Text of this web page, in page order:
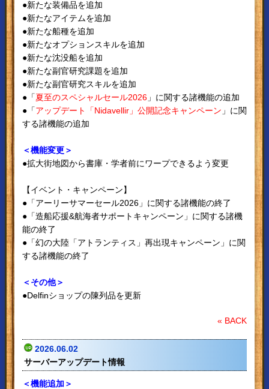
●新たな装備品を追加
●新たなアイテムを追加
●新たな船種を追加
●新たなオプションスキルを追加
●新たな沈没船を追加
●新たな副官研究課題を追加
●新たな副官研究スキルを追加
●「夏至のスペシャルセール2026」に関する諸機能の追加
●「アップデート「Nidavellir」公開記念キャンペーン 」に関
する諸機能の追加
＜機能変更＞
●拡大街地図から書庫・学者前にワープできるよう変更
【イベント・キャンペーン】
●「アーリーサマーセール2026」に関する諸機能の終了
●「造船応援&航海者サポートキャンペーン」に関する諸機
能の終了
●「幻の大陸「アトランティス」再出現キャンペーン」に関
する諸機能の終了
＜その他＞
●Delfinショップの陳列品を更新
« BACK
2026.06.02
サーバーアップデート情報
＜機能追加＞